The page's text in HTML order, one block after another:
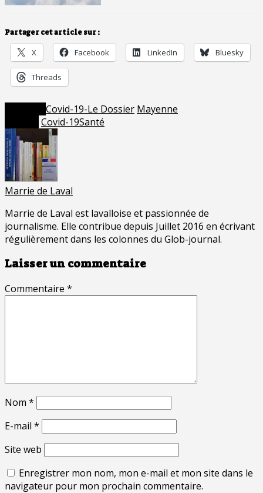
Partager cet article sur :
X Facebook LinkedIn Bluesky
Threads
Covid-19-Le Dossier Mayenne
Covid-19Santé
Marrie de Laval
Marrie de Laval est lavalloise et passionnée de
journalisme. Elle contribue depuis Juillet 2016 en écrivant
régulièrement dans les colonnes du Glob-journal.
Laisser un commentaire
Commentaire *
Nom *
E-mail *
Site web
Enregistrer mon nom, mon e-mail et mon site dans le
navigateur pour mon prochain commentaire.